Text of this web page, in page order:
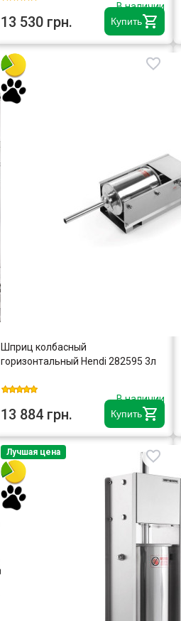
Купить
В наличии
13 530 грн.
Купить
Шприц колбасный
горизонтальный Hendi 282595 3л
В наличии
13 884 грн.
Лучшая цена